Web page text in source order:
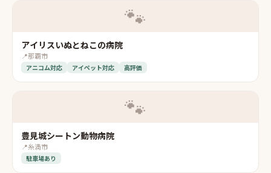
🐾
アイリスいぬとねこの病院
📍那覇市
アニコム対応 アイペット対応 高評価
🐾
豊見城シートン動物病院
📍糸満市
駐車場あり